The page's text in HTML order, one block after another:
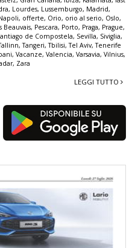
, Lourdes, Lussemburgo, Madrid,
, offerte, Orio, orio al serio, Oslo,
Beauvais, Pescara, Porto, Praga, Prague,
de Compostela, Sevilla, Siviglia,
,Tangeri,Tbilisi,Tel Aviv,Tenerife
, Vacanze, Valencia, Varsavia, Vilnius,
, Zara
LEGGI TUTTO